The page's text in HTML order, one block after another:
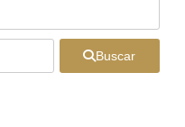
Buscar